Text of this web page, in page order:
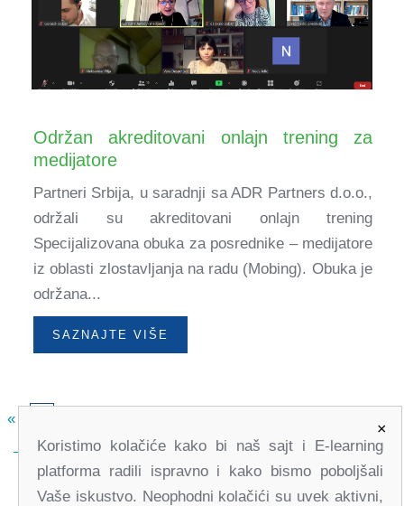
Održan akreditovani onlajn trening za
medijatore
Partneri Srbija, u saradnji sa ADR Partners d.o.o.,
održali su akreditovani onlajn trening
Specijalizovana obuka za posrednike – medijatore
iz oblasti zlostavljanja na radu (Mobing). Obuka je
održana...
SAZNAJTE VIŠE
«
×
Koristimo kolačiće kako bi naš sajt i E-learning
platforma radili ispravno i kako bismo poboljšali
Vaše iskustvo. Neophodni kolačići su uvek aktivni,